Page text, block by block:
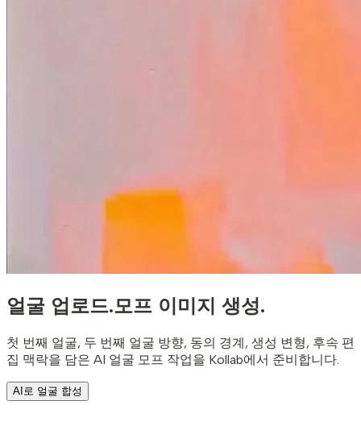
얼굴 업로드.모프 이미지 생성.
첫 번째 얼굴, 두 번째 얼굴 방향, 동의 경계, 생성 변형, 후속 편
집 맥락을 담은 AI 얼굴 모프 작업을 Kollab에서 준비합니다.
AI로 얼굴 합성